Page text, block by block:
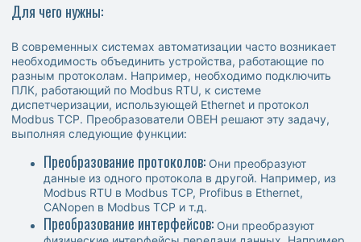
Для чего нужны:
В современных системах автоматизации часто возникает
необходимость объединить устройства, работающие по
разным протоколам. Например, необходимо подключить
ПЛК, работающий по Modbus RTU, к системе
диспетчеризации, использующей Ethernet и протокол
Modbus TCP. Преобразователи ОВЕН решают эту задачу,
выполняя следующие функции:
Преобразование протоколов: Они преобразуют
данные из одного протокола в другой. Например, из
Modbus RTU в Modbus TCP, Profibus в Ethernet,
CANopen в Modbus TCP и т.д.
Преобразование интерфейсов: Они преобразуют